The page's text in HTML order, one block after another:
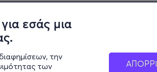
εσάς μια
την
των